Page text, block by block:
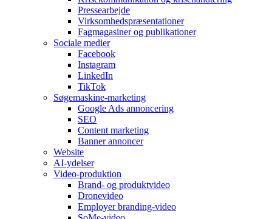
Pressearbejde
Virksomheds­præsentationer
Fagmagasiner og publikationer
Sociale medier
Facebook
Instagram
LinkedIn
TikTok
Søgemaskine-marketing
Google Ads annoncering
SEO
Content marketing
Banner annoncer
Website
AI-ydelser
Video-produktion
Brand- og produktvideo
Dronevideo
Employer branding-video